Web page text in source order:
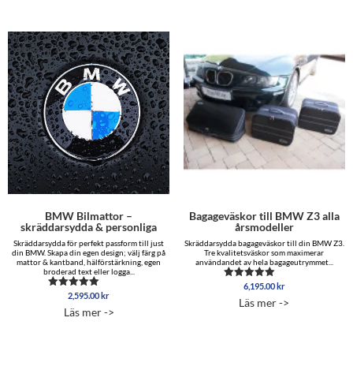
BMW Bilmattor –
skräddarsydda & personliga
Skräddarsydda för perfekt passform till just
din BMW. Skapa din egen design; välj färg på
mattor & kantband, hälförstärkning, egen
broderad text eller logga...
Betygsatt
av 5
2,595.00kr
Läs mer ->
Bagageväskor till BMW Z3 alla
årsmodeller
Skräddarsydda bagageväskor till din BMW Z3.
Tre kvalitetsväskor som maximerar
användandet av hela bagageutrymmet...
Betygsatt
av 5
6,195.00kr
Läs mer ->